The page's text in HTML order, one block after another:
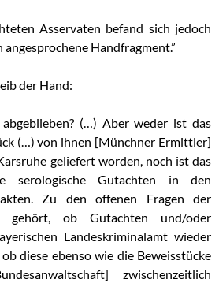
Asservaten befand sich jedoch
Handfragment.”
der Hand:
(…) Aber weder ist das
(…) von ihnen [Münchner Ermittler]
geliefert worden, noch ist das
serologische Gutachten in den
Zu den offenen Fragen der
gehört, ob Gutachten und/oder
Landeskriminalamt wieder
diese ebenso wie die Beweisstücke
zwischenzeitlich